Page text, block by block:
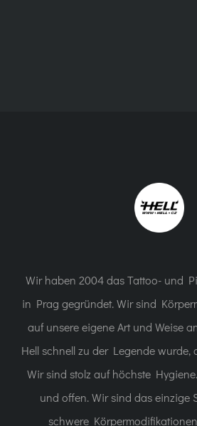
Wir haben 2004 das Tattoo- und
in Prag gegründet. Wir sind
auf unsere eigene Art und Weise
Hell schnell zu der Legende wurde,
Wir sind stolz auf höchste
und offen. Wir sind das einzige
schwere